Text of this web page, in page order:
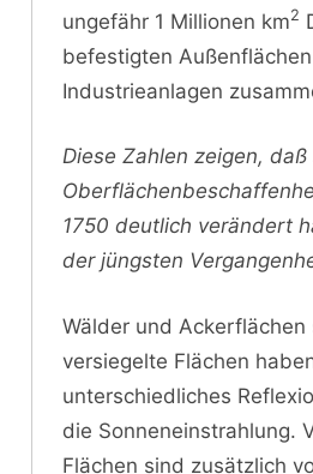
ungefähr 1 Millionen km2
befestigten
Industrieanlagen
Diese Zahlen zeigen, daß
1750 deutlich verändert
der jüngsten
Wälder und Ackerflächen
versiegelte Flächen
unterschiedliches
die Sonneneinstrahlung.
Flächen sind zusätzlich